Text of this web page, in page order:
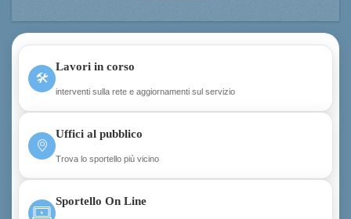
🛠
Lavori in corso
interventi sulla rete e aggiornamenti sul servizio
Uffici al pubblico
Trova lo sportello più vicino
Sportello On Line